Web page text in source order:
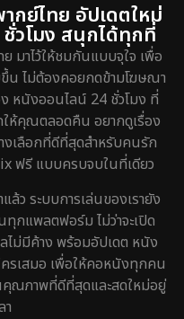
ย์ไทย อัปเดตใหม่
วโมง สนุกได้ทุกที่
มาไว้ให้ชมกันแบบจุใจ เพื่อ
น ไม่ต้องคอยกดข้ามโฆษณา
ง หนังออนไลน์ 24 ชั่วโมง ที่
ห้คุณตลอดคืน อยากดูเรื่อง
งเลือกที่ดีที่สุดสำหรับคนรัก
ฟรี แบบครบจบในที่เดียว
ว ระบบการเล่นของเรายัง
กแพลตฟอร์ม ไม่ว่าจะเปิด
ม่มีค้าง พร้อมอัปเดต หนัง
รเสมอ เพื่อให้คอหนังทุกคน
ณภาพที่ดีที่สุดและสดใหม่อยู่
า